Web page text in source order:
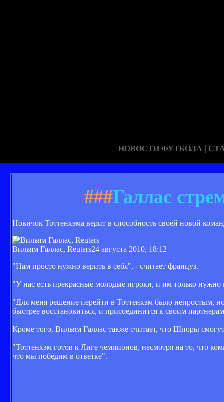
НОВОСТИ ФУТБОЛА |
###Галлас
Новичок Тоттенхэма верит в способность своей новой
Вильям Галлас, Reuters24 августа 2010, 18:12
"Нам просто нужно верить в себя", - считает француз.
"У нас есть прекрасные молодые игроки, и им только нужно
"Для меня решение перейти в Тоттенхэм было непростым,
быстрее восстановиться, и присоединится к своим
Кроме того, Вильям Галлас также считает, что Шпоры
"Тоттенхэм готов к Лиге чемпионов, несмотря на то, что
что мы победим в ответке".